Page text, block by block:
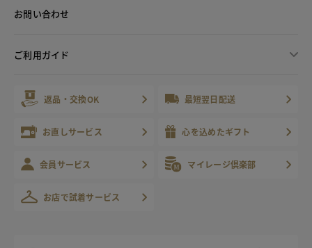
お問い合わせ
ご利用ガイド
返品・交換OK 最短翌日配送
お直しサービス 心を込めたギフト
会員サービス マイレージ倶楽部
お店で試着サービス